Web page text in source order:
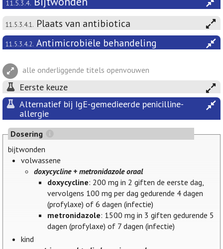
11.5.3.4.
11.5.3.4.1. Plaats van antibiotica
11.5.3.4.2. Antimicrobiële behandeling
alle onderliggende titels openvouwen
Eerste keuze
Alternatief bij IgE-gemedieerde penicilline-
allergie
Dosering
bijtwonden
volwassene
doxycycline + metronidazole oraal
doxycycline: 200 mg in 2 giften de eerste dag,
vervolgens 100 mg per dag gedurende 4 dagen
(profylaxe) of 6 dagen (infectie)
metronidazole: 1500 mg in 3 giften gedurende 5
dagen (profylaxe) of 7 dagen (infectie)
kind